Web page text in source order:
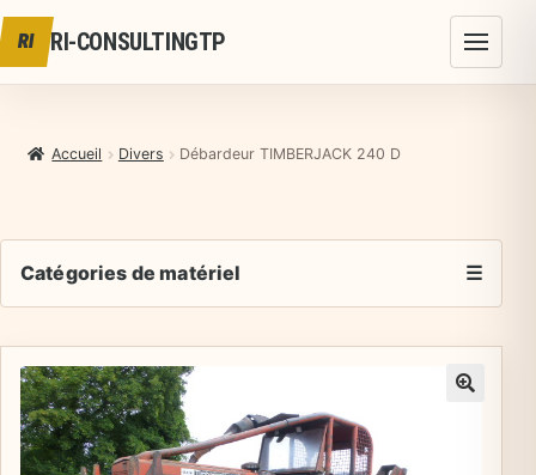
Aller au contenu
RI RI-CONSULTINGTP
Accueil Divers Débardeur TIMBERJACK 240 D
Catégories de matériel ☰